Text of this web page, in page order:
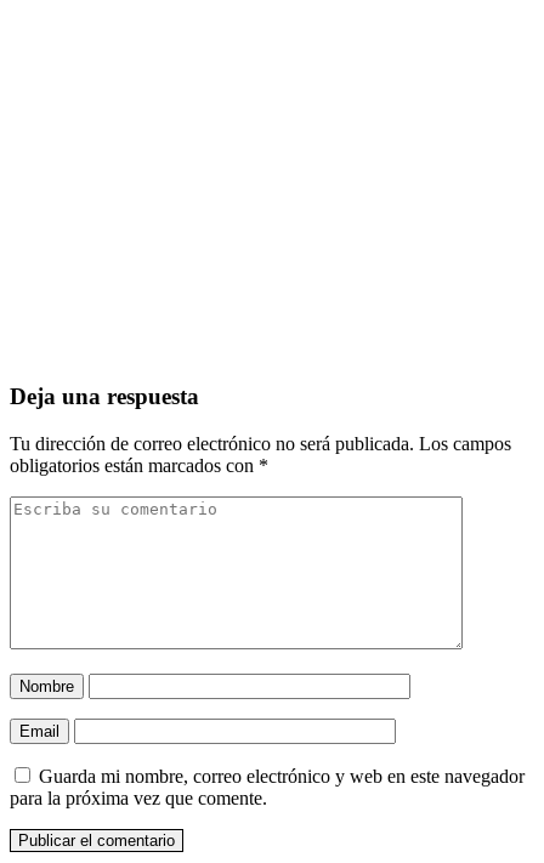
Deja una respuesta
Tu dirección de correo electrónico no será publicada. Los campos
obligatorios están marcados con *
Nombre
Email
Guarda mi nombre, correo electrónico y web en este navegador
para la próxima vez que comente.